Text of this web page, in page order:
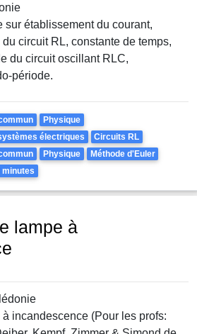
sur établissement du courant,
circuit RL, constante de temps,
du circuit oscillant RLC,
période.
Physique
électriques
Circuits RL
Physique Méthode d'Euler
minutes
lampe à
incandescence (Pour les profs: